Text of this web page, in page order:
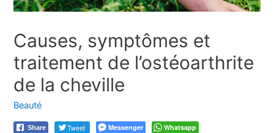
Causes, symptômes et
traitement de l’ostéoarthrite
de la cheville
Beauté
Share Tweet Messenger Whatsapp